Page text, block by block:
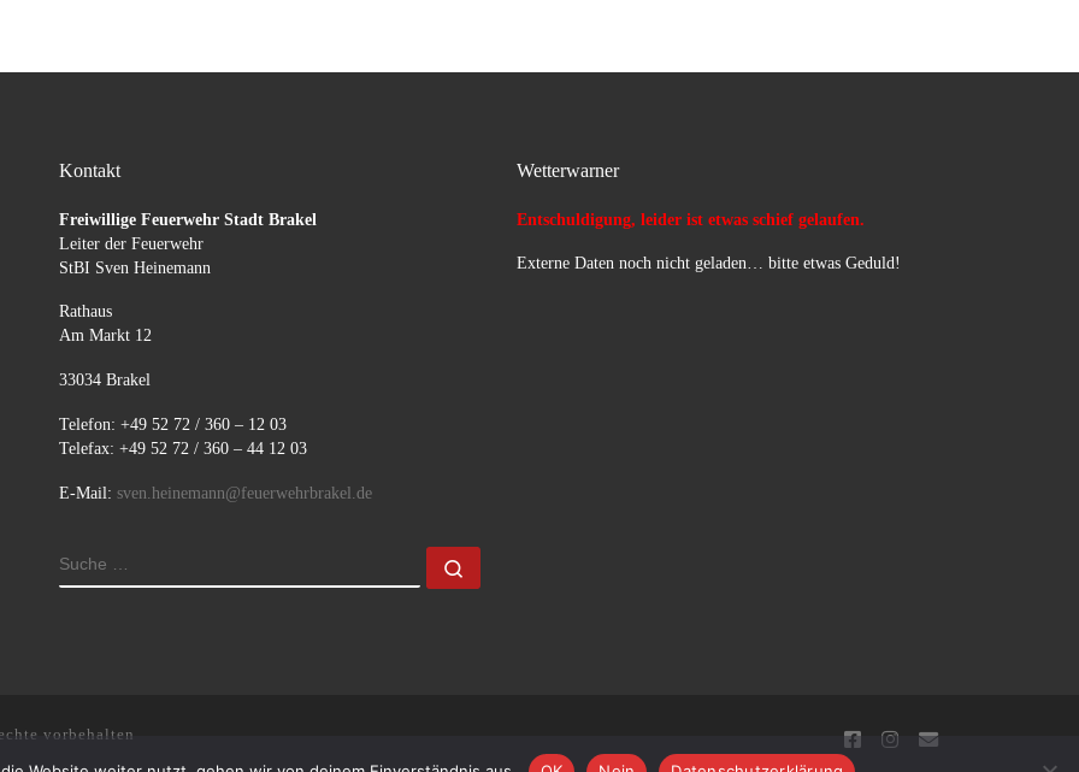
Kontakt
Freiwillige Feuerwehr Stadt Brakel
Leiter der Feuerwehr
StBI Sven Heinemann
Rathaus
Am Markt 12
33034 Brakel
Telefon: +49 52 72 / 360 – 12 03
Telefax: +49 52 72 / 360 – 44 12 03
E-Mail: sven.heinemann@feuerwehrbrakel.de
SUCHE
Wetterwarner
Entschuldigung, leider ist etwas schief gelaufen.
Externe Daten noch nicht geladen… bitte etwas Geduld!
vorbehalten